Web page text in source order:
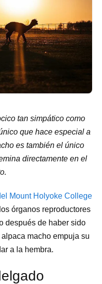
tan simpático como
que hace especial a
es también el único
directamente en el
Mount Holyoke College
órganos reproductores
después de haber sido
macho empuja su
a la hembra.